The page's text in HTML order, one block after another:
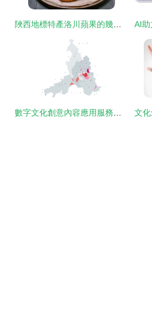
陜西地標特產洛川蘋果的幾種創意吃法，解鎖數字文化新體驗
數字文化創意內容應用服務在佛山市的實踐與探索